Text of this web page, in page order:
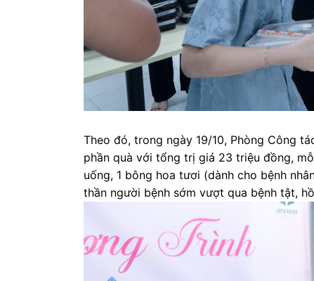
Theo đó, trong ngày 19/10, Phòng Công
phần quà với tổng trị giá 23 triệu đồng,
uống, 1 bông hoa tươi (dành cho bệnh
thần người bệnh sớm vượt qua bệnh tật,